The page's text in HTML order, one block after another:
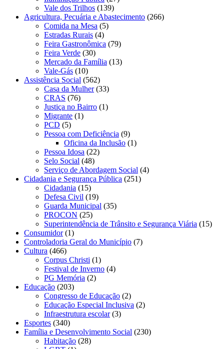
Vale dos Trilhos (139)
Agricultura, Pecuária e Abastecimento (266)
Comida na Mesa (5)
Estradas Rurais (4)
Feira Gastronômica (79)
Feira Verde (30)
Mercado da Família (13)
Vale-Gás (10)
Assistência Social (562)
Casa da Mulher(33)
CRAS (76)
Justiça no Bairro (1)
Migrante (1)
PCD (5)
Pessoa com Deficiência (9)
Oficina da Inclusão (1)
Pessoa Idosa (22)
Selo Social (48)
Serviço de Abordagem Social (4)
Cidadania e Segurança Pública (251)
Cidadania (15)
Defesa Civil (19)
Guarda Municipal (35)
PROCON (25)
Superintendência de Trânsito e Segurança Viária (15)
Consumidor(1)
Controladoria Geral do Município (7)
Cultura (466)
Corpus Christi (1)
Festival de Inverno (4)
PG Memória (2)
Educação (203)
Congresso de Educação (2)
Educação Especial Inclusiva (2)
Infraestrutura escolar(3)
Esportes (340)
Família e Desenvolvimento Social (230)
Habitação (28)